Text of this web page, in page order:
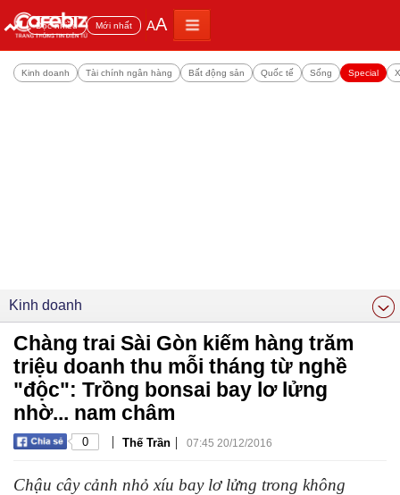
Đọc nhiều Mới nhất AA
Kinh doanh Tài chính ngân hàng Bất động sản Quốc tế Sống Special
Kinh doanh
Chàng trai Sài Gòn kiếm hàng trăm
triệu doanh thu mỗi tháng từ nghề
"độc": Trồng bonsai bay lơ lửng
nhờ... nam châm
0 | Thế Trần | 07:45 20/12/2016
Chậu cây cảnh nhỏ xíu bay lơ lửng trong không